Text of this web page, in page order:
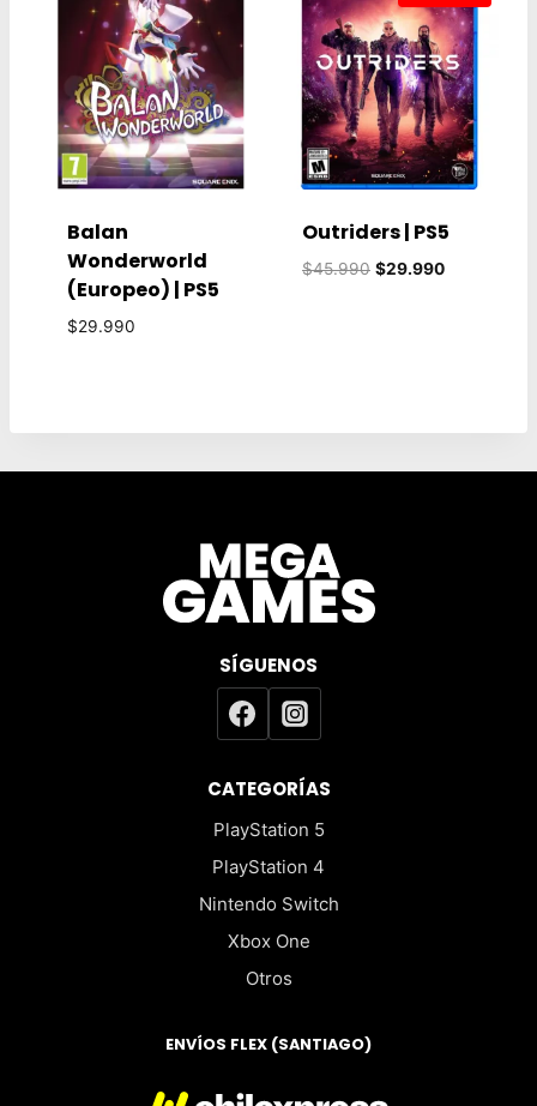
Balan
Wonderworld
(Europeo) | PS5
$29.990
Outriders | PS5
$45.990 El
$29.990El
SÍGUENOS
CATEGORÍAS
PlayStation 5
PlayStation 4
Nintendo Switch
Xbox One
Otros
ENVÍOS FLEX (SANTIAGO)